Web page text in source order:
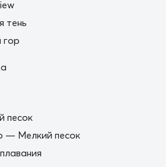
тень
гор
песок
— Мелкий песок